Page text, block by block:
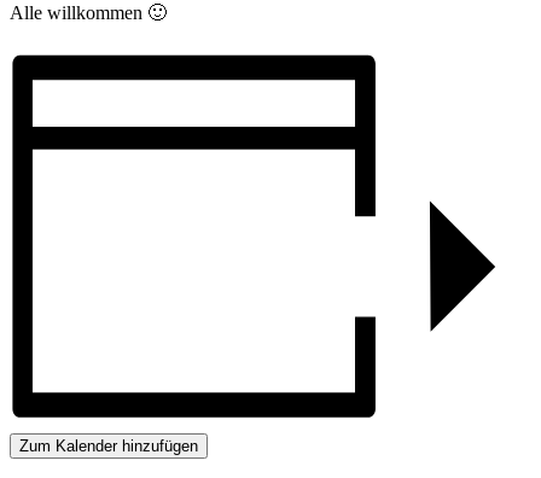
Alle willkommen 🙂
Zum Kalender hinzufügen